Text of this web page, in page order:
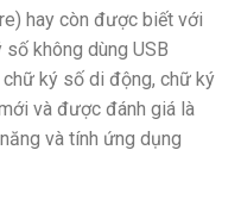
hay còn được biết với
không dùng USB
chữ ký số di động, chữ ký
và được đánh giá là
và tính ứng dụng